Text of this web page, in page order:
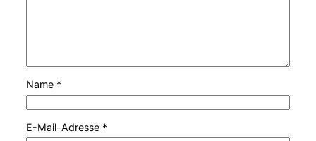
Name *
E-Mail-Adresse *